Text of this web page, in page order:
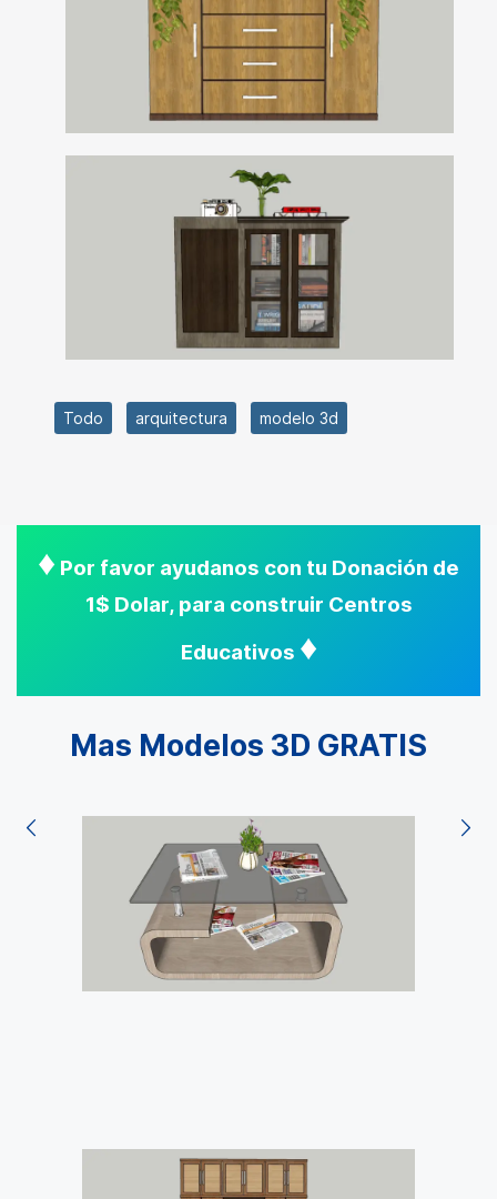
Todo arquitectura modelo 3d
♦ Por favor ayudanos con tu Donación de
1$ Dolar, para construir Centros
Educativos ♦
Mas Modelos 3D GRATIS